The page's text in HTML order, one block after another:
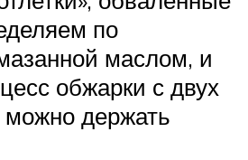
по
маслом, и
обжарки с двух
можно держать